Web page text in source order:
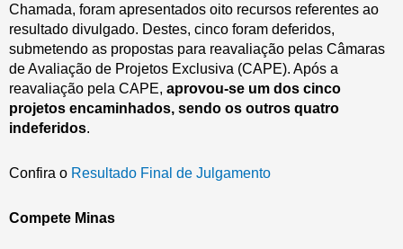
Chamada, foram apresentados oito recursos referentes ao
resultado divulgado. Destes, cinco foram deferidos,
submetendo as propostas para reavaliação pelas Câmaras
de Avaliação de Projetos Exclusiva (CAPE). Após a
reavaliação pela CAPE, aprovou-se um dos cinco
projetos encaminhados, sendo os outros quatro
indeferidos.
Confira o Resultado Final de Julgamento
Compete Minas